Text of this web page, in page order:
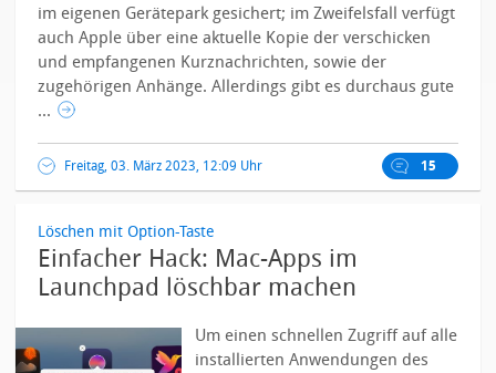
im eigenen Gerätepark gesichert; im Zweifelsfall verfügt
auch Apple über eine aktuelle Kopie der verschicken
und empfangenen Kurznachrichten, sowie der
zugehörigen Anhänge.Allerdings gibt es durchaus gute
...
Freitag, 03. März 2023, 12:09 Uhr 15
Löschen mit Option-Taste
Einfacher Hack: Mac-Apps im
Launchpad löschbar machen
Um einen schnellen Zugriff auf alle
installierten Anwendungen des